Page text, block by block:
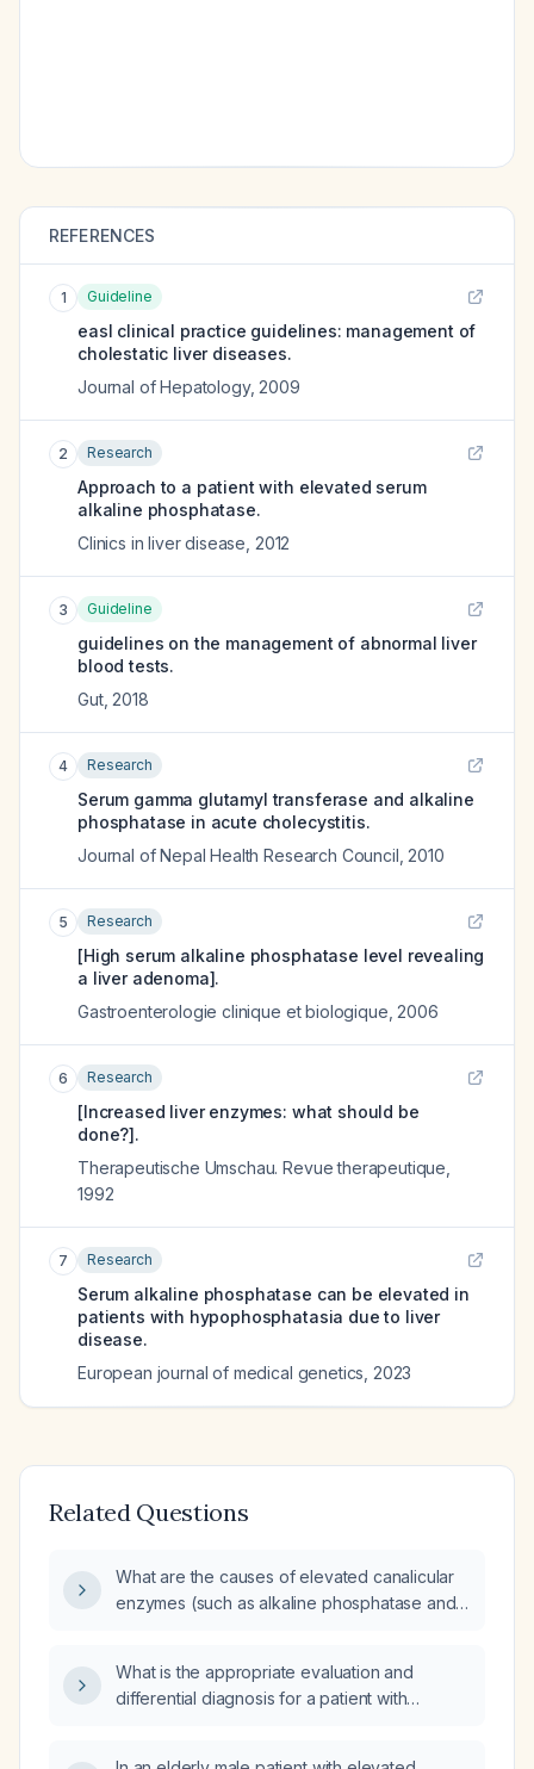
REFERENCES
1 Guideline
easl clinical practice guidelines: management of
cholestatic liver diseases.
Journal of Hepatology, 2009
2 Research
Approach to a patient with elevated serum
alkaline phosphatase.
Clinics in liver disease 2012
3 Guideline
guidelines on the management of abnormal liver
blood tests.
Gut, 2018
4 Research
Serum gamma glutamyl transferase and alkaline
phosphatase in acute cholecystitis.
Journal of Nepal Health Research Council 2010
5 Research
[High serum alkaline phosphatase level revealing
a liver adenoma].
Gastroenterologie clinique et biologique 2006
6 Research
[Increased liver enzymes: what should be
done?].
Therapeutische Umschau. Revue therapeutique
1992
7 Research
Serum alkaline phosphatase can be elevated in
patients with hypophosphatasia due to liver
disease.
European journal of medical genetics 2023
Related Questions
What are the causes of elevated canalicular
enzymes (such as alkaline phosphatase and
What is the appropriate evaluation and
differential diagnosis for a patient with